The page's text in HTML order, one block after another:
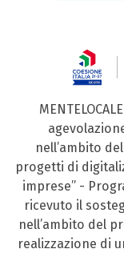
nell’ambito
progetti di
imprese” -
ricevuto il
nell’ambito del
realizzazione di